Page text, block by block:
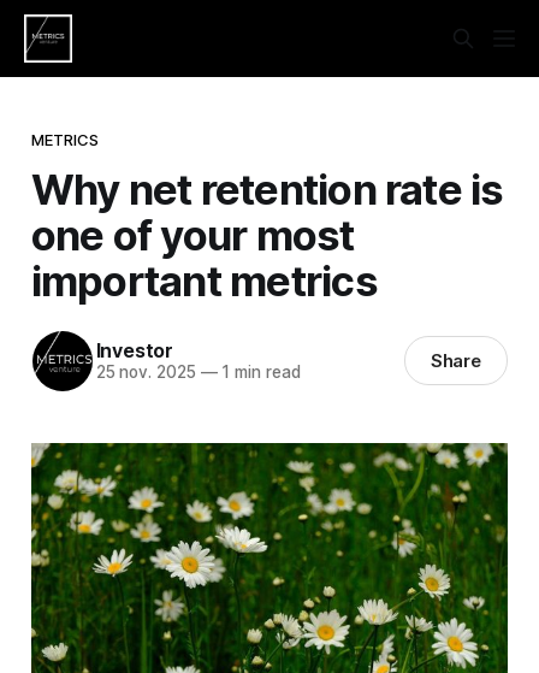
METRICS
Why net retention rate is
one of your most
important metrics
Investor
25 nov. 2025 —1 min read Share